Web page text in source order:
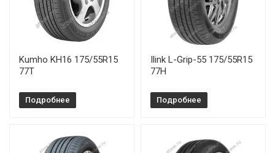
Kumho KH16 175/55R15
77T
Подробнее
Ilink L-Grip-55 175/55R15
77H
Подробнее